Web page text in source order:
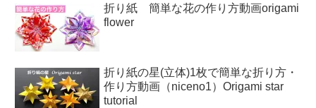
折り紙 簡単な花の作り方動画origami
flower
折り紙の星(立体)1枚で簡単な折り方・
作り方動画（niceno1）Origami star
tutorial